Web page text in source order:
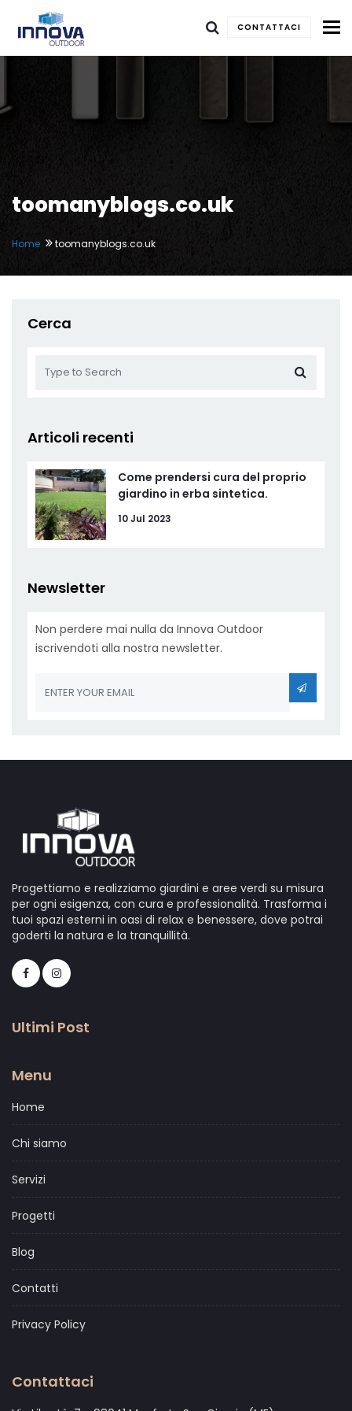
CONTATTACI
toomanyblogs.co.uk
Home toomanyblogs.co.uk
Cerca
Articoli recenti
Come prendersi cura del proprio
giardino in erba sintetica.
10 Jul 2023
Newsletter
Non perdere mai nulla da Innova Outdoor
iscrivendoti alla nostra newsletter.
Progettiamo e realizziamo giardini e aree verdi su misura
per ogni esigenza, con cura e professionalità. Trasforma i
tuoi spazi esterni in oasi di relax e benessere, dove potrai
goderti la natura e la tranquillità.
Ultimi Post
Menu
Home
Chi siamo
Servizi
Progetti
Blog
Contatti
Privacy Policy
Contattaci